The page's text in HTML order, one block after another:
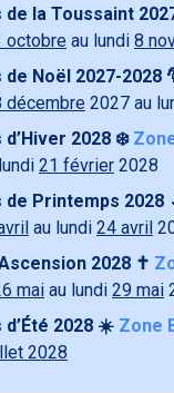
de la Toussaint
octobre au lundi 8
Noël 2027-2028
décembre 2027 au
d’Hiver 2028 ❄️
21 février 2028
de Printemps 2028
au lundi 24 avril
2028 ✝️
mai au lundi 29 mai
d’Été 2028 ☀️ Zone
2028